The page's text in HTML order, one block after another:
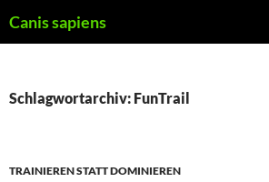
Inhalt
Canis sapiens
Schlagwortarchiv: FunTrail
TRAINIEREN STATT DOMINIEREN